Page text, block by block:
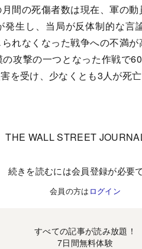
間の死傷者数は現在、軍の
生し、当局が反体制的な言
れなくなった戦争への不満
攻撃の一つとなった作戦で
を受け、少なくとも3人が死亡
THE WALL STREET
続きを読むには会員登録が必要で
会員の方は ログイン
すべての記事が読み放題！
7日間無料体験